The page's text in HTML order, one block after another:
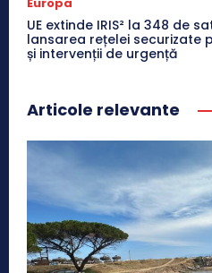
UE extinde IRIS² la 348 de
lansarea rețelei securizate
și intervenții de urgență
Articole relevante